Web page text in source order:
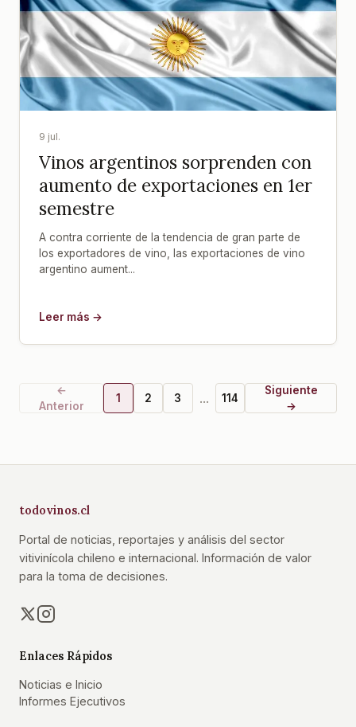
9 jul.
Vinos argentinos sorprenden con
aumento de exportaciones en 1er
semestre
A contra corriente de la tendencia de gran parte de
los exportadores de vino, las exportaciones de vino
argentino aument...
Leer más →
←
Anterior
1 2 3 ... 114
Siguiente
→
todovinos.cl
Portal de noticias, reportajes y análisis del sector
vitivinícola chileno e internacional. Información de valor
para la toma de decisiones.
Enlaces Rápidos
Noticias e Inicio
Informes Ejecutivos